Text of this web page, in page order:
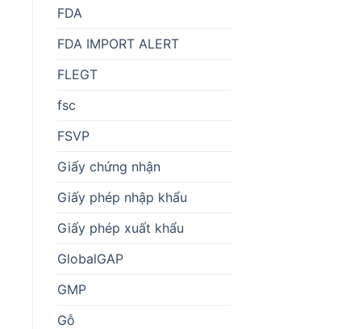
FDA
FDA IMPORT ALERT
FLEGT
fsc
FSVP
Giấy chứng nhận
Giấy phép nhập khẩu
Giấy phép xuất khẩu
GlobalGAP
GMP
Gỗ